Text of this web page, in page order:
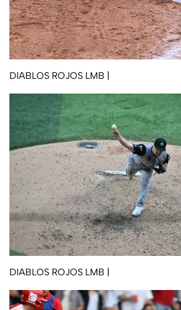
DIABLOS ROJOS LMB
DIABLOS ROJOS LMB